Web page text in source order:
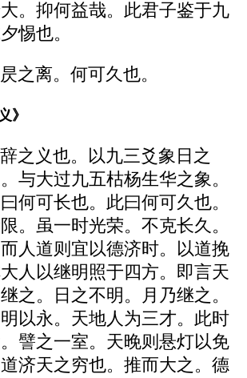
。抑何益哉。此君子鉴于九
惕也。
之离。何可久也。
》
之义也。以九三爻象日之
与大过九五枯杨生华之象。
何可长也。此曰何可久也。
。虽一时光荣。不克长久。
人道则宜以德济时。以道挽
人以继明照于四方。即言天
之。日之不明。月乃继之。
以永。天地人为三才。此时
譬之一室。天晚则悬灯以免
济天之穷也。推而大之。德